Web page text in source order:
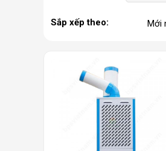
Sắp xếp theo: Mới